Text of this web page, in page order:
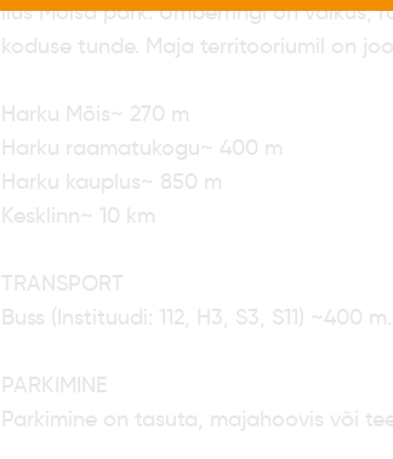
ilus Mõisa park. Ümberringi on vaikus,
koduse tunde. Maja territooriumil on
Harku Mõis~ 270 m
Harku raamatukogu~ 400 m
Harku kauplus~ 850 m
Kesklinn~ 10 km
TRANSPORT
Buss (Instituudi: 112, H3, S3, S11) ~400 m.
PARKIMINE
Parkimine on tasuta, majahoovis või